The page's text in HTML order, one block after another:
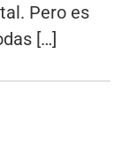
Pero es
[…]